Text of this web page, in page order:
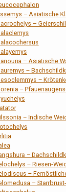
– Asiatische
–
– Asiatische
–
–
–
– Indische
–
– Riesen-
–
–